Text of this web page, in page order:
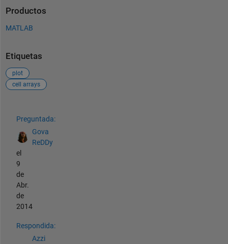
Productos
MATLAB
Etiquetas
plot
cell arrays
Preguntada:
Gova
ReDDy
el
9
de
Abr.
de
2014
Respondida:
Azzi